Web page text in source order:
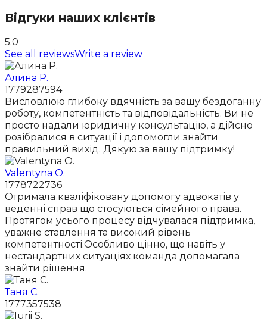
Відгуки наших клієнтів
5.0
See all reviewsWrite a review
Алина Р.
1779287594
Висловлюю глибоку вдячність за вашу бездоганну
роботу, компетентність та відповідальність. Ви не
просто надали юридичну консультацію, а дійсно
розібралися в ситуації і допомогли знайти
правильний вихід. Дякую за вашу підтримку!
Valentyna O.
1778722736
Отримала кваліфіковану допомогу адвокатів у
веденні справ що стосуються сімейного права.
Протягом усього процесу відчувалася підтримка,
уважне ставлення та високий рівень
компетентності.Особливо цінно, що навіть у
нестандартних ситуаціях команда допомагала
знайти рішення.
Таня С.
1777357538